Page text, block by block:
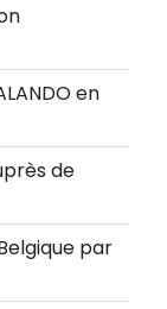
en
de
par